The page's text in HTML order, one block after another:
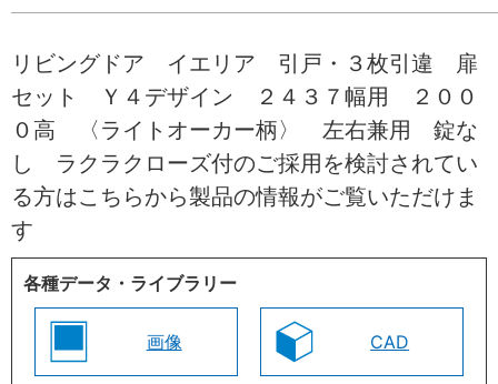
リビングドア イエリア 引戸・３枚引違 扉
セット Ｙ４デザイン ２４３７幅用 ２００
０高 〈ライトオーカー柄〉 左右兼用 錠な
し ラクラクローズ付のご採用を検討されてい
る方はこちらから製品の情報がご覧いただけま
す
各種データ・ライブラリー
画像 CAD